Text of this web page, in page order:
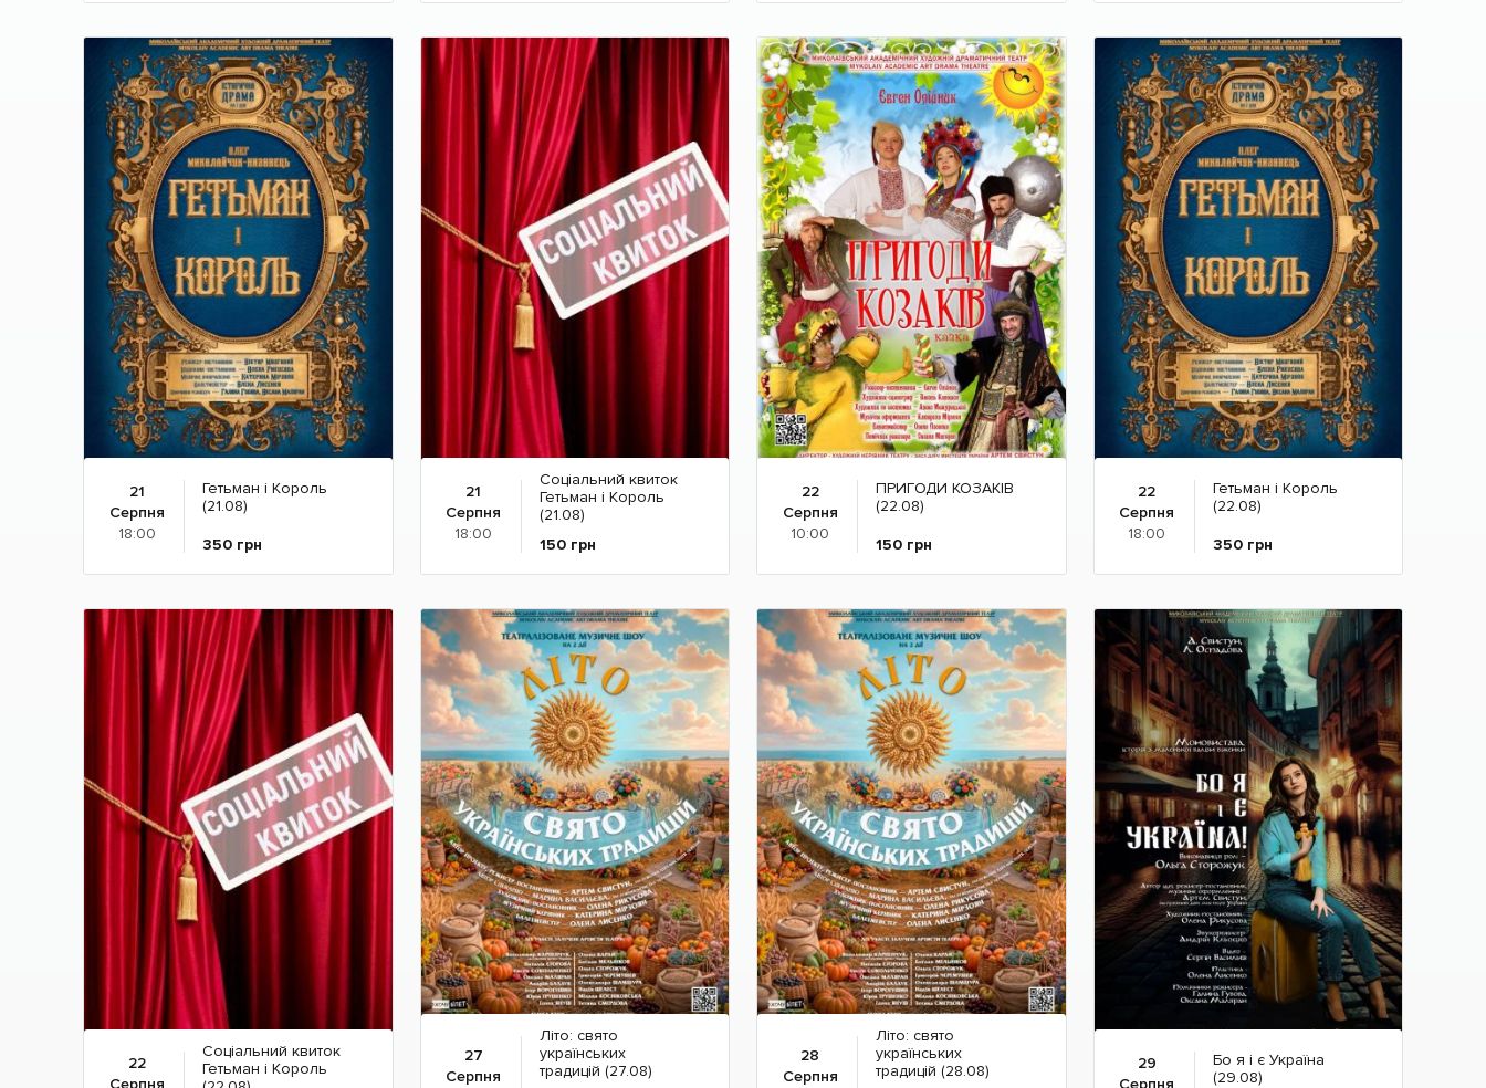
Детальніше Детальніше Детальніше Детальніше
21
Серпня
18:00
Гетьман і Король
(21.08)
350 грн
Детальніше
21
Серпня
18:00
Соціальний квиток
Гетьман і Король
(21.08)
150 грн
Детальніше
22
Серпня
10:00
ПРИГОДИ КОЗАКІВ
(22.08)
150 грн
Детальніше
22
Серпня
18:00
Гетьман і Король
(22.08)
350 грн
Детальніше
22
Серпня
Соціальний квиток
Гетьман і Король
27
Серпня
Літо: свято
українських
традицій (27.08)
28
Серпня
Літо: свято
українських
традицій (28.08)
29
Серпня
Бо я і є Україна
(29.08)